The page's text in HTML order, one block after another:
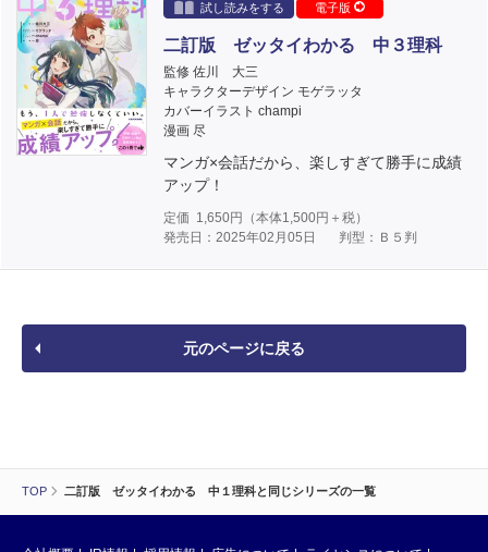
TOP 二訂版 ゼッタイわかる 中１理科と同じシリーズの一覧
試し読みをする
電子版
二訂版 ゼッタイわかる 中３理科
監修 佐川 大三
キャラクターデザイン モゲラッタ
カバーイラスト champi
漫画 尽
マンガ×会話だから、楽しすぎて勝手に成績
アップ！
定価 1,650円（本体1,500円＋税）
発売日：2025年02月05日
判型：Ｂ５判
元のページに戻る